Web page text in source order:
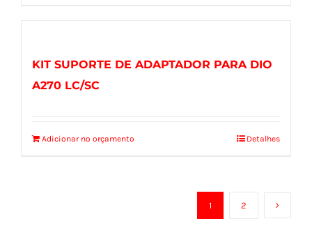
KIT SUPORTE DE ADAPTADOR PARA DIO
A270 LC/SC
Adicionar no orçamento Detalhes
1 2